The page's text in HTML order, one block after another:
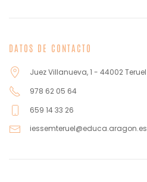
DATOS DE CONTACTO
Juez Villanueva, 1 - 44002 Teruel
978 62 05 64
659 14 33 26
iessemteruel@educa.aragon.es